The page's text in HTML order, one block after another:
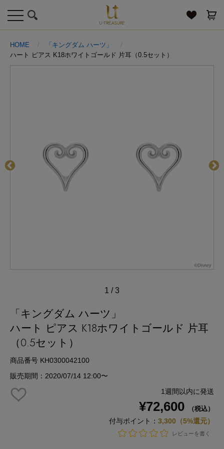
toggle
navigation
HOME
「キングダム ハーツ」
ハート ピアス K18ホワイトゴールド 片耳（0.5セット）
1 /3
「キングダム ハーツ」
ハート ピアス K18ホワイトゴールド 片耳
（0.5セット）
商品番号 KH0300042100
販売期間：2020/07/14 12:00〜
1週間以内に発送
¥72,600 （税込）
付与ポイント： 3,300（5%還元）
レビューを書く